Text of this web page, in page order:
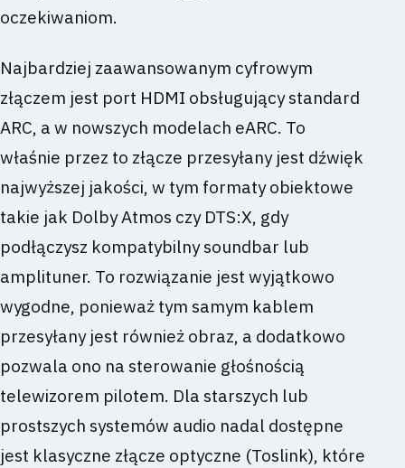
oczekiwaniom.
Najbardziej zaawansowanym cyfrowym
złączem jest port HDMI obsługujący standard
ARC, a w nowszych modelach eARC. To
właśnie przez to złącze przesyłany jest dźwięk
najwyższej jakości, w tym formaty obiektowe
takie jak Dolby Atmos czy DTS:X, gdy
podłączysz kompatybilny soundbar lub
amplituner. To rozwiązanie jest wyjątkowo
wygodne, ponieważ tym samym kablem
przesyłany jest również obraz, a dodatkowo
pozwala ono na sterowanie głośnością
telewizorem pilotem. Dla starszych lub
prostszych systemów audio nadal dostępne
jest klasyczne złącze optyczne (Toslink), które